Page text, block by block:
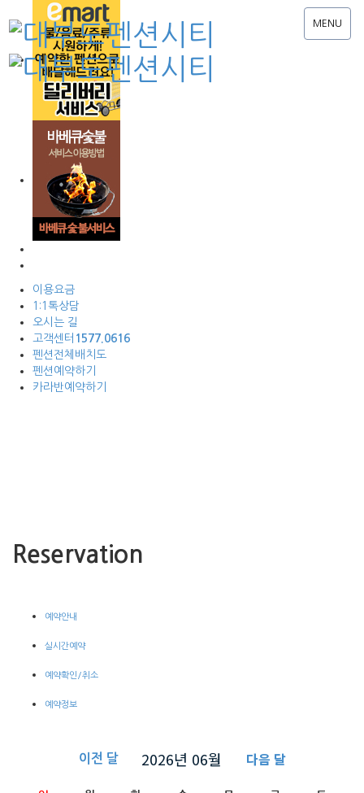
이용요금
1:1톡상담
오시는 길
고객센터 1577.0616
펜션전체배치도
펜션예약하기
카라반예약하기
MENU
Reservation
예약안내
실시간예약
예약확인/취소
예약정보
이전 달 2026년 06월 다음 달